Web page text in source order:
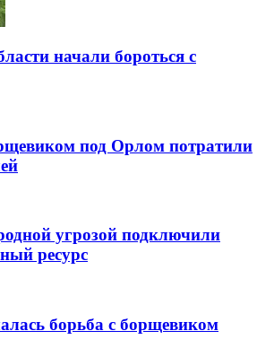
начали бороться с
под Орлом потратили
угрозой подключили
ресурс
борьба с борщевиком